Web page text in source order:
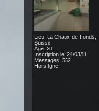
Lieu: La Chaux-de-Fonds,
Suisse
Âge: 28
Inscription le: 24/03/11
Messages: 552
Hors ligne